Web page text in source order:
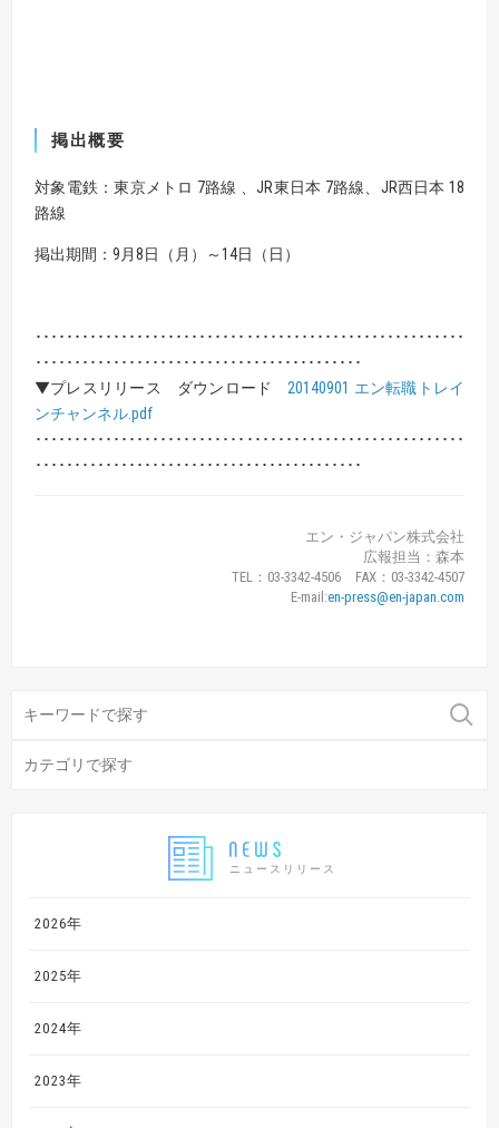
ニュースリリース
2026年
2025年
2024年
2023年
掲出概要
対象電鉄：東京メトロ 7路線 、JR東日本 7路線、JR西日本 18
路線
掲出期間：9月8日（月）～14日（日）
･･･････････････････････････････････････････････････････
･･････････････････････････････････････････
▼プレスリリース ダウンロード 20140901 エン転職トレイ
ンチャンネル.pdf
･･･････････････････････････････････････････････････････
･･････････････････････････････････････････
エン・ジャパン株式会社
広報担当：森本
TEL：03-3342-4506 FAX：03-3342-4507
E-mail:en-press@en-japan.com